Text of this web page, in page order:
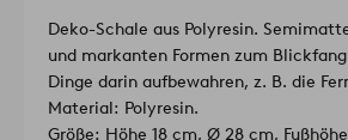
Deko-Schale aus Polyresin.
und markanten Formen zum
Dinge darin aufbewahren, z. B. die
Material: Polyresin.
Größe: Höhe 18 cm, Ø 28 cm,